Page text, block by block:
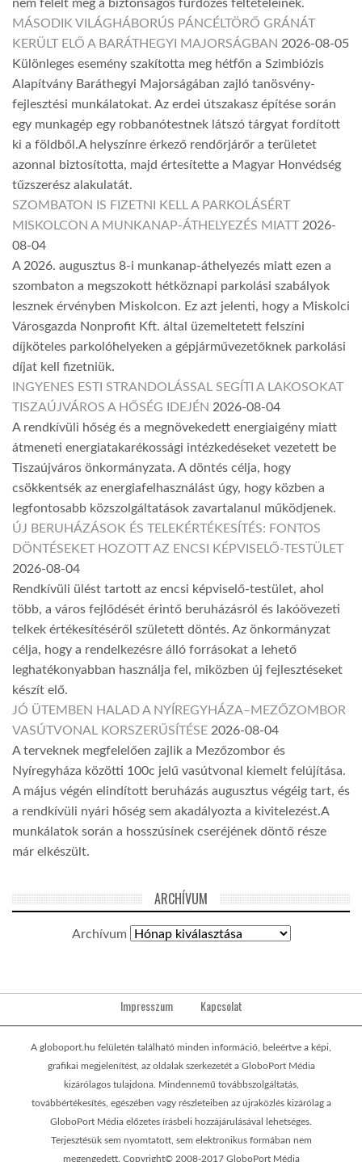
nem felelt meg a biztonságos fürdőzés feltételeinek.
MÁSODIK VILÁGHÁBORÚS PÁNCÉLTÖRŐ GRÁNÁT
KERÜLT ELŐ A BARÁTHEGYI MAJORSÁGBAN 2026-08-05
Különleges esemény szakította meg hétfőn a Szimbiózis
Alapítvány Baráthegyi Majorságában zajló tanösvény-
fejlesztési munkálatokat. Az erdei útszakasz építése során
egy munkagép egy robbanótestnek látszó tárgyat fordított
ki a földből.A helyszínre érkező rendőrjárőr a területet
azonnal biztosította, majd értesítette a Magyar Honvédség
tűzszerész alakulatát.
SZOMBATON IS FIZETNI KELL A PARKOLÁSÉRT
MISKOLCON A MUNKANAP-ÁTHELYEZÉS MIATT 2026-
08-04
A 2026. augusztus 8-i munkanap-áthelyezés miatt ezen a
szombaton a megszokott hétköznapi parkolási szabályok
lesznek érvényben Miskolcon. Ez azt jelenti, hogy a Miskolci
Városgazda Nonprofit Kft. által üzemeltetett felszíni
díjköteles parkolóhelyeken a gépjárművezetőknek parkolási
díjat kell fizetniük.
INGYENES ESTI STRANDOLÁSSAL SEGÍTI A LAKOSOKAT
TISZAÚJVÁROS A HŐSÉG IDEJÉN 2026-08-04
A rendkívüli hőség és a megnövekedett energiaigény miatt
átmeneti energiatakarékossági intézkedéseket vezetett be
Tiszaújváros önkormányzata. A döntés célja, hogy
csökkentsék az energiafelhasználást úgy, hogy közben a
legfontosabb közszolgáltatások zavartalanul működjenek.
ÚJ BERUHÁZÁSOK ÉS TELEKÉRTÉKESÍTÉS: FONTOS
DÖNTÉSEKET HOZOTT AZ ENCSI KÉPVISELŐ-TESTÜLET
2026-08-04
Rendkívüli ülést tartott az encsi képviselő-testület, ahol
több, a város fejlődését érintő beruházásról és lakóövezeti
telkek értékesítéséről született döntés. Az önkormányzat
célja, hogy a rendelkezésre álló forrásokat a lehető
leghatékonyabban használja fel, miközben új fejlesztéseket
készít elő.
JÓ ÜTEMBEN HALAD A NYÍREGYHÁZA–MEZŐZOMBOR
VASÚTVONAL KORSZERŰSÍTÉSE 2026-08-04
A terveknek megfelelően zajlik a Mezőzombor és
Nyíregyháza közötti 100c jelű vasútvonal kiemelt felújítása.
A május végén elindított beruházás augusztus végéig tart, és
a rendkívüli nyári hőség sem akadályozta a kivitelezést.A
munkálatok során a hosszúsínek cseréjének döntő része
már elkészült.
ARCHÍVUM
Archívum
Impresszum Kapcsolat
A globoport.hu felületén található minden információ, beleértve a képi,
grafikai megjelenítést, az oldalak szerkezetét a GloboPort Média
kizárólagos tulajdona. Mindennemű továbbszolgáltatás,
továbbértékesítés, egészében vagy részleteiben az újraközlés kizárólag a
GloboPort Média előzetes írásbeli hozzájárulásával lehetséges.
Terjesztésük sem nyomtatott, sem elektronikus formában nem
megengedett. Copyright© 2008-2017 GloboPort Média